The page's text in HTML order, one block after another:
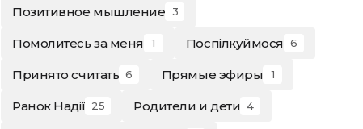
Позитивное мышление 3
Помолитесь за меня 1 Поспілкуймося 6
Принято считать 6 Прямые эфиры 1
Ранок Надії 25 Родители и дети 4